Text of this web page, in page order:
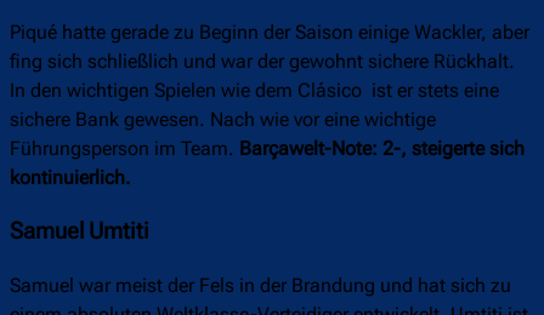
Piqué hatte gerade zu Beginn der Saison einige Wackler, aber
fing sich schließlich und war der gewohnt sichere Rückhalt.
In den wichtigen Spielen wie dem Clásico ist er stets eine
sichere Bank gewesen. Nach wie vor eine wichtige
Führungsperson im Team. Barçawelt-Note: 2-, steigerte sich
kontinuierlich.
Samuel Umtiti
Samuel war meist der Fels in der Brandung und hat sich zu